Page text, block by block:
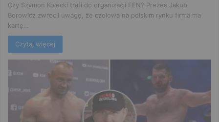
Czy Szymon Kołecki trafi do organizacji FEN? Prezes Jakub
Borowicz zwrócił uwagę, że czołowa na polskim rynku firma ma
kartę…
Czytaj więcej